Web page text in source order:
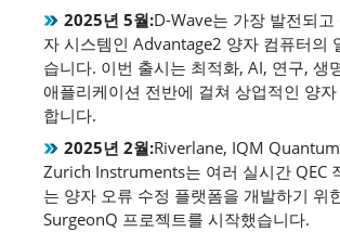
2025년 5월:D-Wave는 가장 발전되
자 시스템인 Advantage2 양자 컴퓨터의
습니다. 이번 출시는 최적화, AI, 연구, 생
애플리케이션 전반에 걸쳐 상업적인 양
합니다.
2025년 2월:Riverlane, IQM
Zurich Instruments는 여러 실시간 QEC
는 양자 오류 수정 플랫폼을 개발하기 위
SurgeonQ 프로젝트를 시작했습니다.